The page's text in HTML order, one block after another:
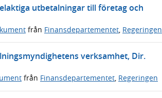
utbetalningar till företag och
från Finansdepartementet Regeringen
verksamhet, Dir.
från Finansdepartementet, Regeringen